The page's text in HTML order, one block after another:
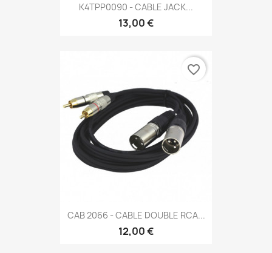
K4TPP0090 - CABLE JACK...
13,00 €
CAB 2066 - CABLE DOUBLE RCA...
12,00 €
favorite_border